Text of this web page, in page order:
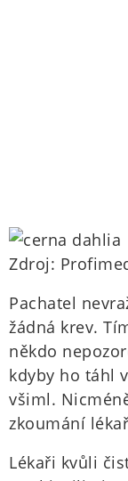
Zdroj:
Pachatel
žádná krev.
někdo
kdyby ho táhl
všiml.
zkoumání
Lékaři kvůli